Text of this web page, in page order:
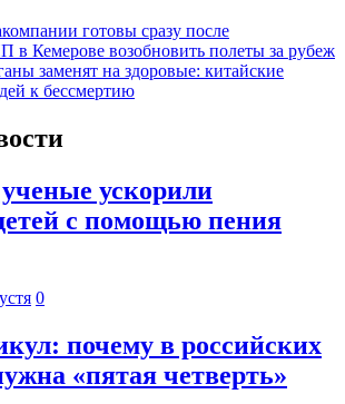
готовы сразу после
в Кемерове возобновить полеты за рубеж
заменят на здоровые: китайские
к бессмертию
ускорили
с помощью пения
0
почему в российских
«пятая четверть»